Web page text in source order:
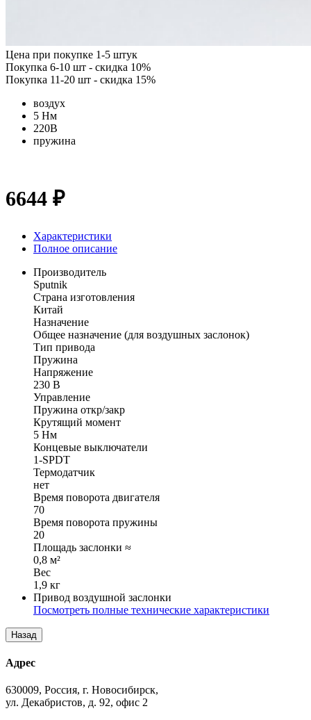
Цена при покупке 1-5 штук
Покупка 6-10 шт - скидка 10%
Покупка 11-20 шт - скидка 15%
воздух
5 Нм
220В
пружина
6644 ₽
Характеристики
Полное описание
Производитель
Sputnik
Страна изготовления
Китай
Назначение
Общее назначение (для воздушных заслонок)
Тип привода
Пружина
Напряжение
230 В
Управление
Пружина откр/закр
Крутящий момент
5 Нм
Концевые выключатели
1-SPDT
Термодатчик
нет
Время поворота двигателя
70
Время поворота пружины
20
Площадь заслонки ≈
0,8 м²
Вес
1,9 кг
Привод воздушной заслонки
Посмотреть полные технические характеристики
Адрес
630009, Россия, г. Новосибирск,
ул. Декабристов, д. 92, офис 2